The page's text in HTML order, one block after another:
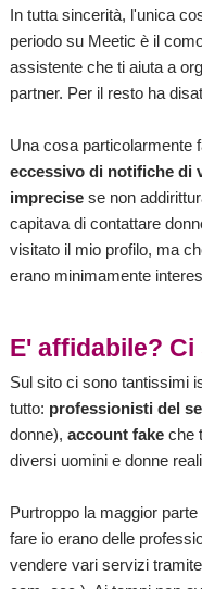
In tutta sincerità, l'unica
periodo su Meetic è il
assistente che ti aiuta a
partner. Per il resto ha
Una cosa particolarmente
eccessivo di notifiche di
imprecise se non
capitava di contattare
visitato il mio profilo, ma
erano minimamente
E' affidabile?
Sul sito ci sono tantissimi
tutto: professionisti del
donne), account fake che
diversi uomini e donne
Purtroppo la maggior
fare io erano delle
vendere vari servizi